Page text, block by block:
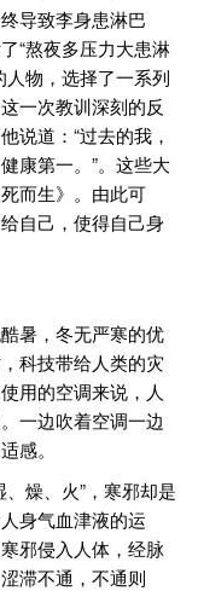
导致李身患淋巴
“熬夜多压力大患淋
人物，选择了一系列
一次教训深刻的反
说道：“过去的我，
康第一。”。这些大
而生》。由此可
自己，使得自己身
暑，冬无严寒的优
科技带给人类的灾
用的空调来说，人
一边吹着空调一边
感。
燥、火”，寒邪却是
身气血津液的运
邪侵入人体，经脉
滞不通，不通则